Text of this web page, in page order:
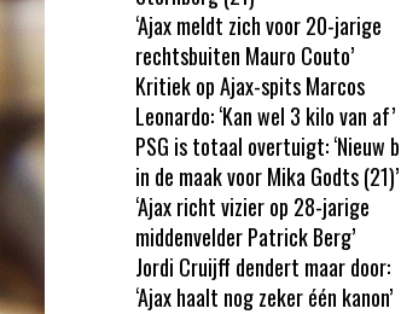
‘Ajax meldt zich voor 20-jarige
rechtsbuiten Mauro Couto’
Kritiek op Ajax-spits Marcos
Leonardo: ‘Kan wel 3 kilo van af’
PSG is totaal overtuigt: ‘Nieuw
in de maak voor Mika Godts (21)’
‘Ajax richt vizier op 28-jarige
middenvelder Patrick Berg’
Jordi Cruijff dendert maar door:
‘Ajax haalt nog zeker één kanon’